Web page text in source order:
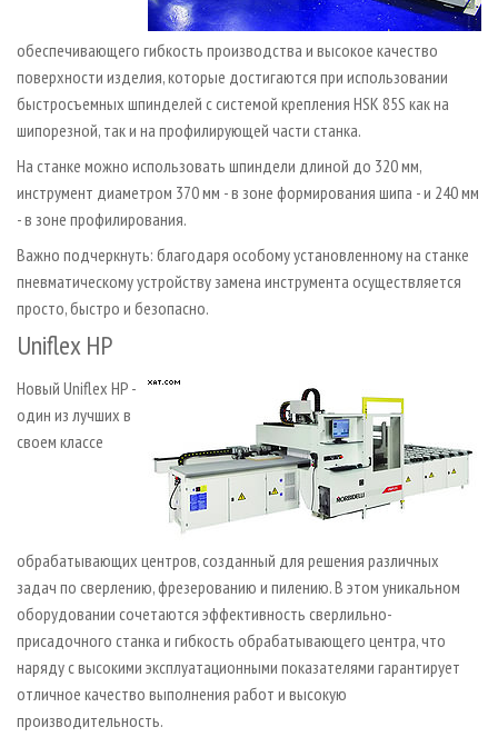
обеспечивающего гибкость производства и высокое качество
поверхности изделия, которые достигаются при использовании
быстросъемных шпинделей с системой крепления HSK 85S как на
шипорезной, так и на профилирующей части станка.
На станке можно использовать шпиндели длиной до 320 мм,
инструмент диаметром 370 мм - в зоне формирования шипа - и 240 мм
- в зоне профилирования.
Важно подчеркнуть: благодаря особому установленному на станке
пневматическому устройству замена инструмента осуществляется
просто, быстро и безопасно.
Uniflex HP
Новый Uniflex HP -
один из лучших в
своем классе
обрабатывающих центров, созданный для решения различных
задач по сверлению, фрезерованию и пилению. В этом уникальном
оборудовании сочетаются эффективность сверлильно-
присадочного станка и гибкость обрабатывающего центра, что
наряду с высокими эксплуатационными показателями гарантирует
отличное качество выполнения работ и высокую
производительность.